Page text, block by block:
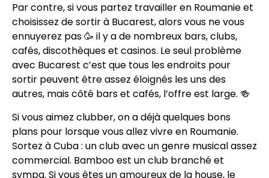
Par contre, si vous partez travailler en Roumanie et
choisissez de sortir à Bucarest, alors vous ne vous
ennuyerez pas 🥳 il y a de nombreux bars, clubs,
cafés, discothèques et casinos. Le seul problème
avec Bucarest c’est que tous les endroits pour
sortir peuvent être assez éloignés les uns des
autres, mais côté bars et cafés, l’offre est large. 🍻
Si vous aimez clubber, on a déjà quelques bons
plans pour lorsque vous allez vivre en Roumanie.
Sortez à Cuba : un club avec un genre musical assez
commercial. Bamboo est un club branché et
sympa. Si vous êtes un amoureux de la house, le